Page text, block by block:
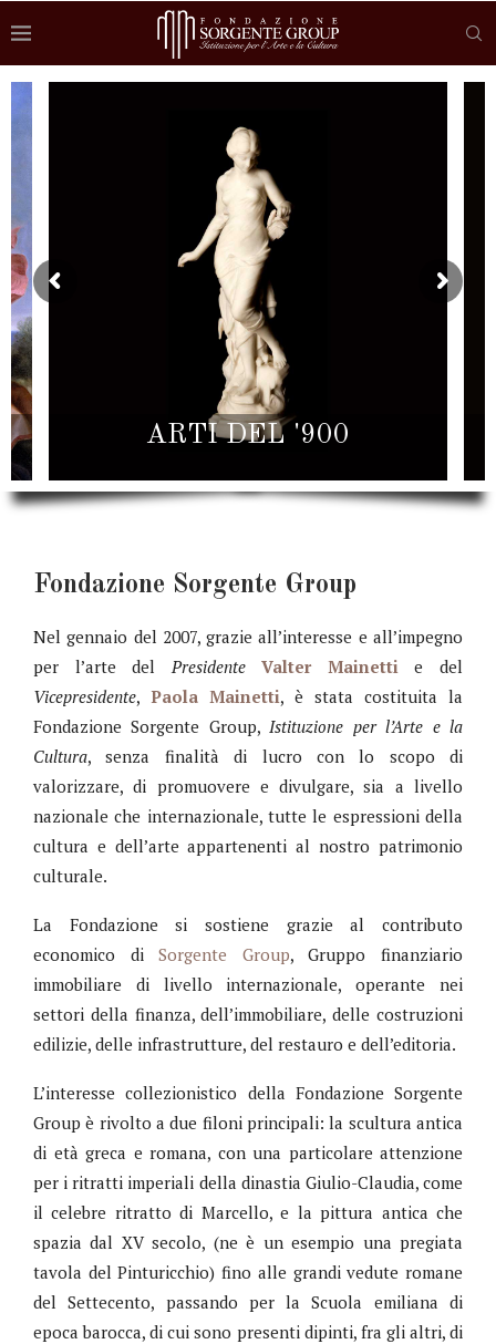
ARTI DEL '900
Fondazione Sorgente Group
Nel gennaio del 2007, grazie all’interesse e all’impegno
per l’arte delPresidente Valter Mainettie del
Vicepresidente, Paola Mainetti, è stata costituita la
Fondazione Sorgente Group,Istituzione per l’Arte e la
Cultura, senza finalità di lucro con lo scopo di
valorizzare, di promuovere e divulgare, sia a livello
nazionale che internazionale, tutte le espressioni della
cultura e dell’arte appartenenti al nostro patrimonio
culturale.
La Fondazione si sostiene grazie al contributo
economico diSorgente Group, Gruppo finanziario
immobiliare di livello internazionale, operante nei
settori della finanza, dell’immobiliare, delle costruzioni
edilizie, delle infrastrutture, del restauro e dell’editoria.
L’interesse collezionistico della Fondazione Sorgente
Group è rivolto a due filoni principali: la scultura antica
di età greca e romana, con una particolare attenzione
per i ritratti imperiali della dinastia Giulio-Claudia, come
il celebre ritratto di Marcello, e la pittura antica che
spazia dal XV secolo, (ne è un esempio una pregiata
tavola del Pinturicchio) fino alle grandi vedute romane
del Settecento, passando per la Scuola emiliana di
epoca barocca, di cui sono presenti dipinti, fra gli altri, di